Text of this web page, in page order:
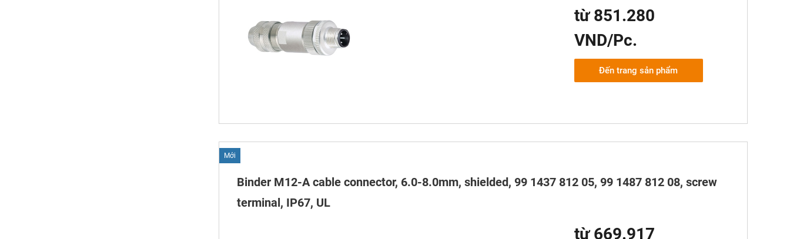
từ 851.280
VND/Pc.
Đến trang sản phẩm
Mới
Binder M12-A cable connector, 6.0-8.0mm, shielded, 99 1437 812 05, 99 1487 812 08, screw
terminal, IP67, UL
từ 669.917